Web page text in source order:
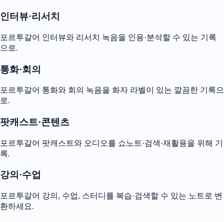
인터뷰·리서치
포르투갈어 인터뷰와 리서치 녹음을 인용·분석할 수 있는 기록
으로.
통화·회의
포르투갈어 통화와 회의 녹음을 화자 라벨이 있는 깔끔한 기록으
로.
팟캐스트·콘텐츠
포르투갈어 팟캐스트와 오디오를 쇼노트·검색·재활용을 위해 기
록.
강의·수업
포르투갈어 강의, 수업, 스터디를 복습·검색할 수 있는 노트로 변
환하세요.